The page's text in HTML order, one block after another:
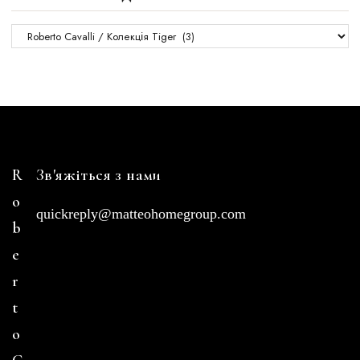
R
o
b
e
r
t
o
Зв'яжіться з нами
quickreply@matteohomegroup.com